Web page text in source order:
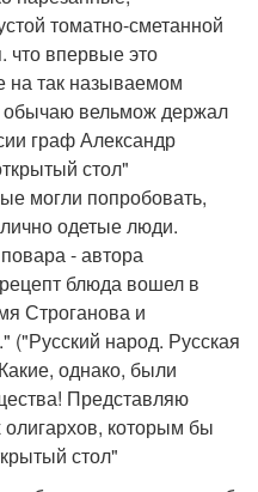
томатно-сметанной
что впервые это
на так называемом
обычаю вельмож держал
граф Александр
стол"
могли попробовать,
одетые люди.
- автора
блюда вошел в
Строганова и
("Русский народ. Русская
однако, были
Представляю
которым бы
стол"